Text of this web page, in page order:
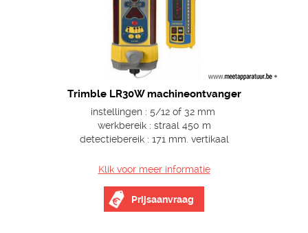
Trimble LR30W machineontvanger
instellingen : 5/12 of 32 mm
werkbereik : straal 450 m
detectiebereik : 171 mm. vertikaal
Klik voor meer informatie
Prijsaanvraag